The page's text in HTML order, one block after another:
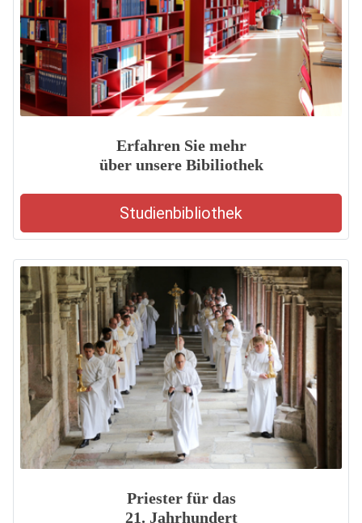
Erfahren Sie mehr
über unsere Bibiliothek
Studienbibliothek
Priester für das
21. Jahrhundert